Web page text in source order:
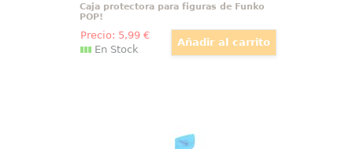
Caja protectora para figuras de Funko
POP!
Precio: 5,99€
En Stock
Vehículo Talon Fighter with Point